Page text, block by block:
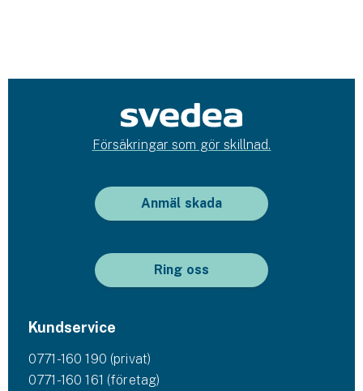
Försäkringar som gör skillnad.
Anmäl skada
Ring oss
Kundservice
0771-160 190 (privat)
0771-160 161 (företag)